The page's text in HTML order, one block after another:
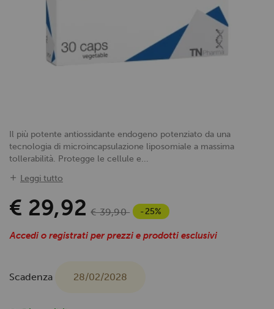
Il più potente antiossidante endogeno potenziato da una
tecnologia di microincapsulazione liposomiale a massima
tollerabilità. Protegge le cellule e...
Leggi tutto
€ 29,92 € 39,90 -25%
Accedi o registrati per prezzi e prodotti esclusivi
Scadenza 28/02/2028